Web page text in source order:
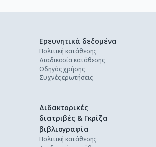
Ερευνητικά δεδομένα
Πολιτική κατάθεσης
Διαδικασία κατάθεσης
Οδηγός χρήσης
Συχνές ερωτήσεις
Διδακτορικές
διατριβές & Γκρίζα
βιβλιογραφία
Πολιτική κατάθεσης